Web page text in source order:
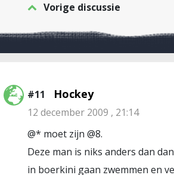
Vorige discussie
#11 Hockey
12 december 2009 , 21:14
@* moet zijn @8.
Deze man is niks anders dan
in boerkini gaan zwemmen en